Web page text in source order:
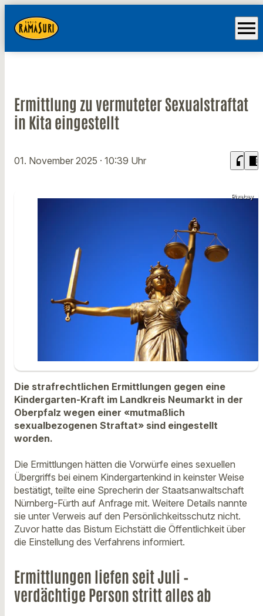
menu
Ermittlung zu vermuteter Sexualstraftat
in Kita eingestellt
01. November 2025 · 10:39 Uhr headphones chrome_reader_mode
Pixabay
Die strafrechtlichen Ermittlungen gegen eine
Kindergarten-Kraft im Landkreis Neumarkt in der
Oberpfalz wegen einer «mutmaßlich
sexualbezogenen Straftat» sind eingestellt
worden.
Die Ermittlungen hätten die Vorwürfe eines sexuellen
Übergriffs bei einem Kindergartenkind in keinster Weise
bestätigt, teilte eine Sprecherin der Staatsanwaltschaft
Nürnberg-Fürth auf Anfrage mit. Weitere Details nannte
sie unter Verweis auf den Persönlichkeitsschutz nicht.
Zuvor hatte das Bistum Eichstätt die Öffentlichkeit über
die Einstellung des Verfahrens informiert.
Ermittlungen liefen seit Juli –
verdächtige Person stritt alles ab